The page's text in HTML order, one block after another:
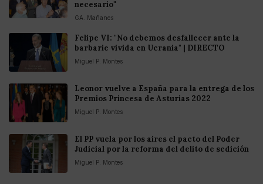
necesario"
GA. Mañanes
Felipe VI: "No debemos desfallecer ante la
barbarie vivida en Ucrania" | DIRECTO
Miguel P. Montes
Leonor vuelve a España para la entrega de los
Premios Princesa de Asturias 2022
Miguel P. Montes
El PP vuela por los aires el pacto del Poder
Judicial por la reforma del delito de sedición
Miguel P. Montes